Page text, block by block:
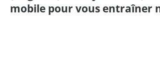
mobile pour vous entraîner